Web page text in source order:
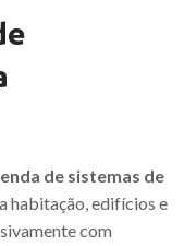
de sistemas de
habitação, edifícios e
com